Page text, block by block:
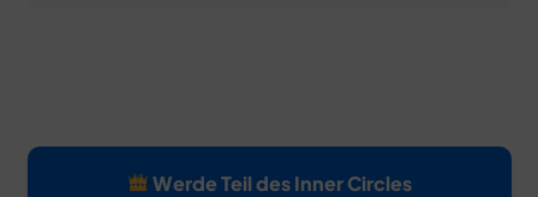
Werde Teil des Inner Circles